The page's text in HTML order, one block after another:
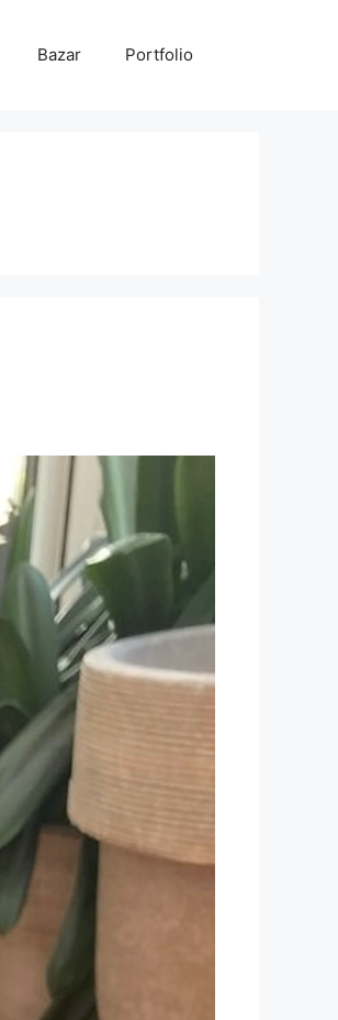
Bazar Portfolio